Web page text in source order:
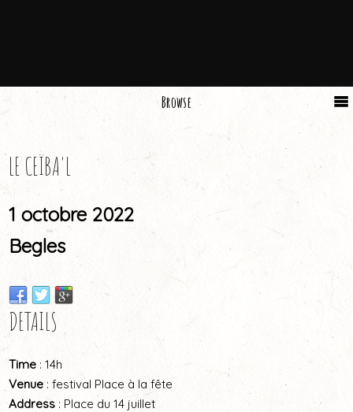
Browse
LE CEÏBA'L
1 octobre 2022
Begles
DETAILS
Time : 14h
Venue : festival Place à la fête
Address : Place du 14 juillet